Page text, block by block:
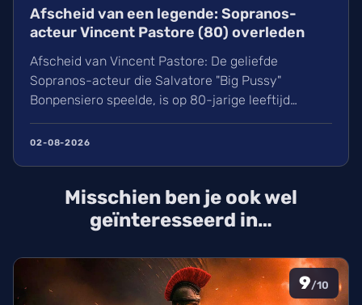
Afscheid van een legende: Sopranos-
acteur Vincent Pastore (80) overleden
Afscheid van Vincent Pastore: De geliefde
Sopranos-acteur die Salvatore "Big Pussy"
Bonpensiero speelde, is op 80-jarige leeftijd
carrière van nachtclubeigenaar tot maffia-icoon en
in New York.
02-08-2026
Misschien ben je ook wel
geïnteresseerd in…
9/10